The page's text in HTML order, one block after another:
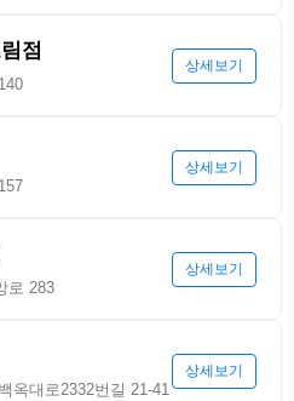
점
상세보기
상세보기
로 283
상세보기
옥대로2332번길 21-41
상세보기